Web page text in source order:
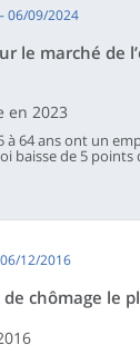
06/09/2024
le marché de
en 2023
à 64 ans ont un
baisse de 5
s’établit à 37 %,
population de 15
est stable depuis
12/2016
chômage le